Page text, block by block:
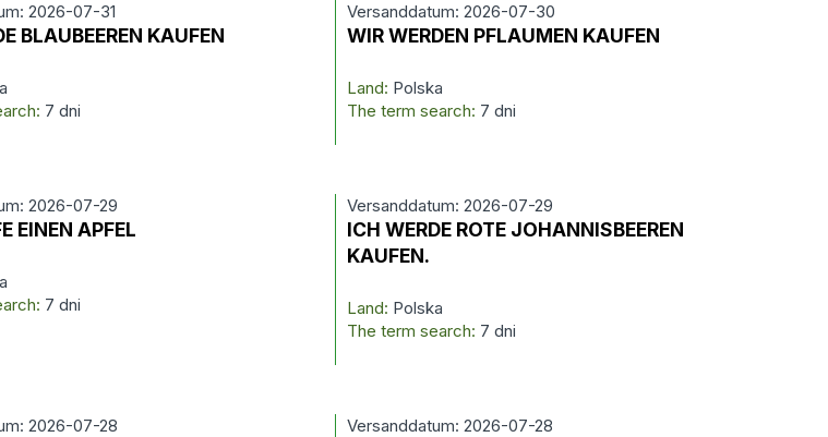
2026-07-31
BLAUBEEREN KAUFEN
7 dni
Versanddatum: 2026-07-30
WIR WERDEN PFLAUMEN KAUFEN
Land: Polska
The term search: 7 dni
2026-07-29
EINEN APFEL
7 dni
Versanddatum: 2026-07-29
ICH WERDE ROTE JOHANNISBEEREN
KAUFEN.
Land: Polska
The term search: 7 dni
2026-07-28 Versanddatum: 2026-07-28